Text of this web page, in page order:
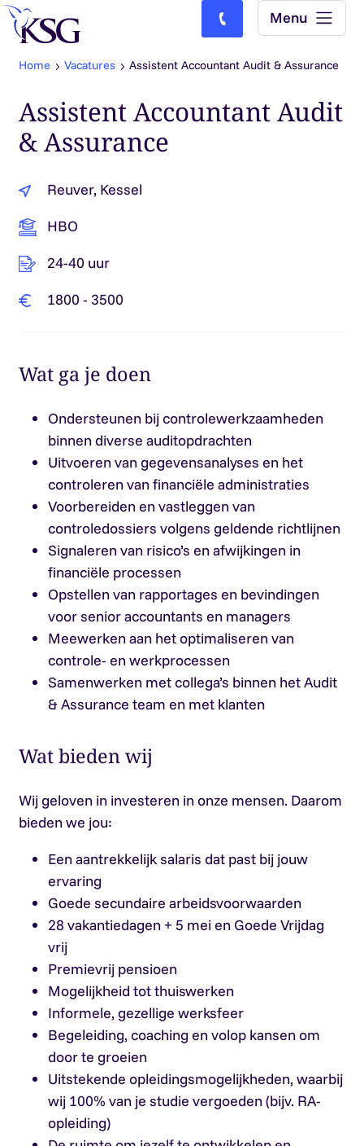
Skip to content
Bel ons: (0)77-4740000
Menu
Home Vacatures Assistent Accountant Audit & Assurance
Assistent Accountant Audit
& Assurance
Reuver, Kessel
HBO
24-40 uur
1800 - 3500
Wat ga je doen
Ondersteunen bij controlewerkzaamheden
binnen diverse auditopdrachten
Uitvoeren van gegevensanalyses en het
controleren van financiële administraties
Voorbereiden en vastleggen van
controledossiers volgens geldende richtlijnen
Signaleren van risico’s en afwijkingen in
financiële processen
Opstellen van rapportages en bevindingen
voor senior accountants en managers
Meewerken aan het optimaliseren van
controle- en werkprocessen
Samenwerken met collega’s binnen het Audit
& Assurance team en met klanten
Wat bieden wij
Wij geloven in investeren in onze mensen. Daarom
bieden we jou:
Een aantrekkelijk salaris dat past bij jouw
ervaring
Goede secundaire arbeidsvoorwaarden
28 vakantiedagen + 5 mei en Goede Vrijdag
vrij
Premievrij pensioen
Mogelijkheid tot thuiswerken
Informele, gezellige werksfeer
Begeleiding, coaching en volop kansen om
door te groeien
Uitstekende opleidingsmogelijkheden, waarbij
wij 100% van je studie vergoeden (bijv. RA-
opleiding)